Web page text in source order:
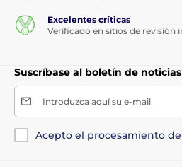
Excelentes críticas
Verificado en sitios de revisión
Suscríbase al boletín de noticias
Introduzca aquí su e-mail
Acepto el procesamiento de